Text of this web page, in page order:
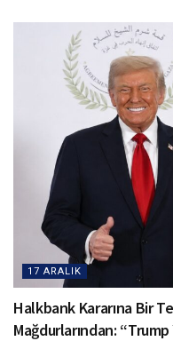
17 ARALIK
Halkbank Kararına Bir
Mağdurlarından: